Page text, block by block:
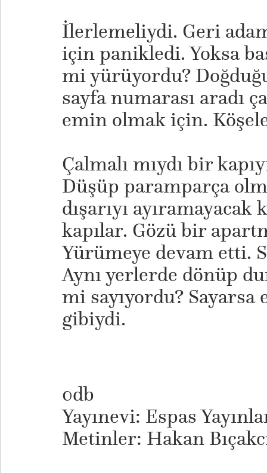
İlerlemeliydi. Geri
için panikledi. Yoksa
mi yürüyordu?
sayfa numarası aradı
emin olmak için.
Çalmalı mıydı bir
Düşüp paramparça
dışarıyı ayıramayacak
kapılar. Gözü bir
Yürümeye devam etti.
Aynı yerlerde dönüp
mi sayıyordu? Sayarsa
gibiydi.
0db
Yayınevi: Espas
Metinler: Hakan